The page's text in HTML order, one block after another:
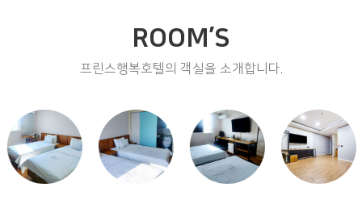
ROOM’S
프린스행복호텔의 객실을 소개합니다.